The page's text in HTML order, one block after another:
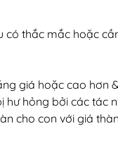
thắc mắc hoặc cần
giá hoặc cao hơn
hỏng bởi các tác
cho con với giá